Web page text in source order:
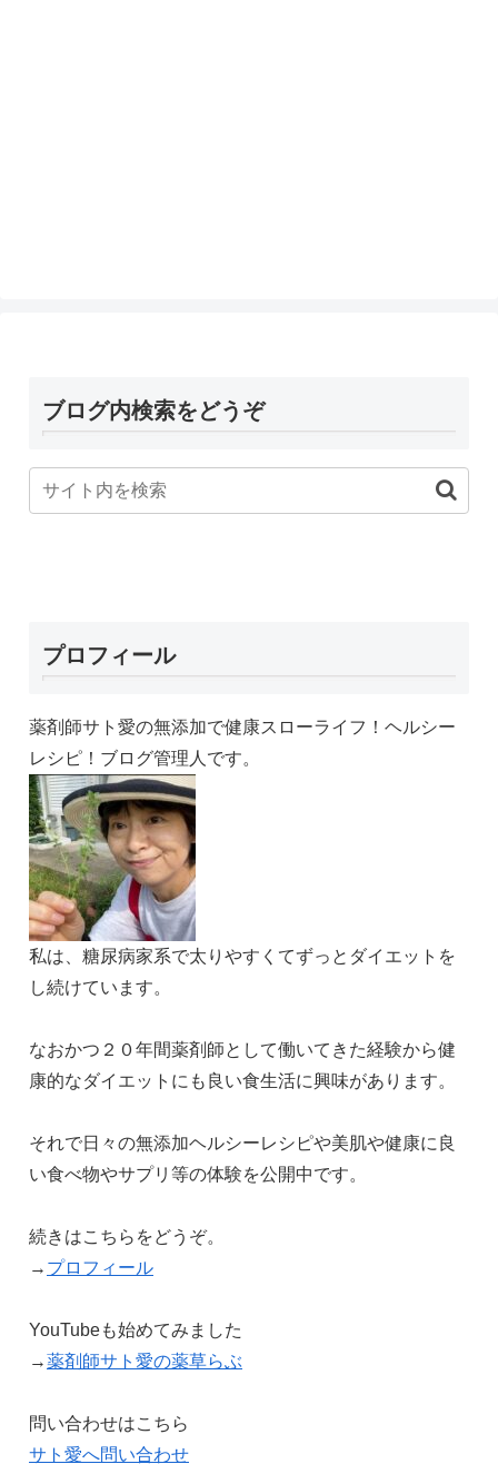
ブログ内検索をどうぞ
プロフィール
薬剤師サト愛の無添加で健康スローライフ！ヘルシー
レシピ！ブログ管理人です。
私は、糖尿病家系で太りやすくてずっとダイエットを
し続けています。
なおかつ２０年間薬剤師として働いてきた経験から健
康的なダイエットにも良い食生活に興味があります。
それで日々の無添加ヘルシーレシピや美肌や健康に良
い食べ物やサプリ等の体験を公開中です。
続きはこちらをどうぞ。
→ プロフィール
YouTubeも始めてみました
→薬剤師サト愛の薬草らぶ
問い合わせはこちら
サト愛へ問い合わせ